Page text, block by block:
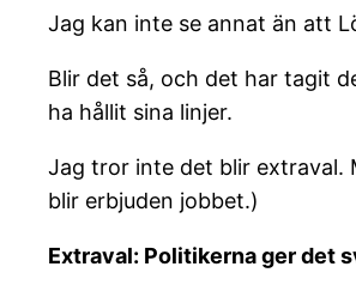
Jag kan inte se annat än att
Blir det så, och det har tagit
ha hållit sina linjer.
Jag tror inte det blir extraval.
blir erbjuden jobbet.)
Extraval: Politikerna ger det